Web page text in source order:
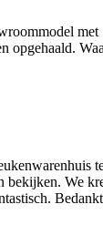
opgehaald.
We